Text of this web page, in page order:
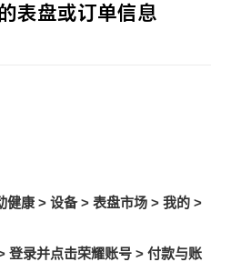
表盘或订单信息
健康 >设备>表盘市场 >我的 >
登录并点击荣耀账号 >付款与账